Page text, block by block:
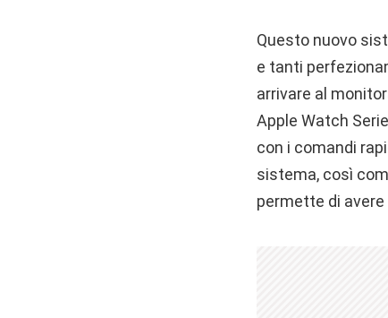
Questo nuovo
e tanti
arrivare al
Apple Watch
con i comandi
sistema, così
permette di